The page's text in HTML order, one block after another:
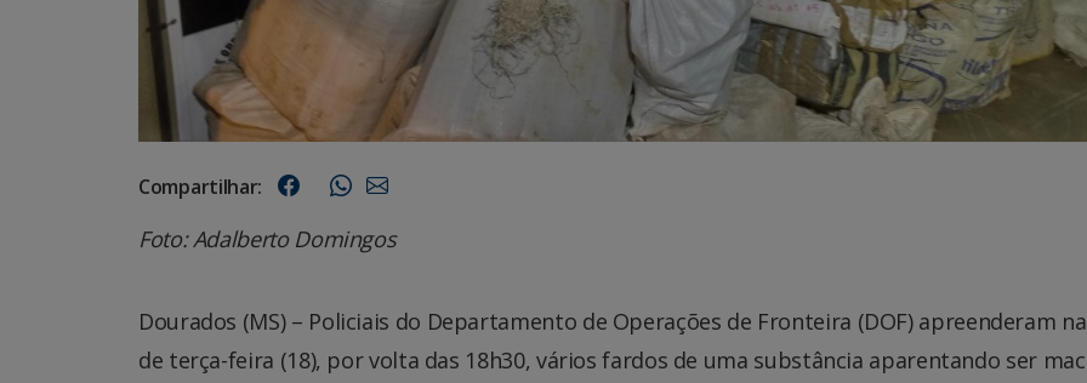
Compartilhar:
Foto: Adalberto Domingos
Dourados (MS) – Policiais do Departamento de Operações de Fronteira (DOF) apreenderam
de terça-feira (18), por volta das 18h30, vários fardos de uma substância aparentando ser